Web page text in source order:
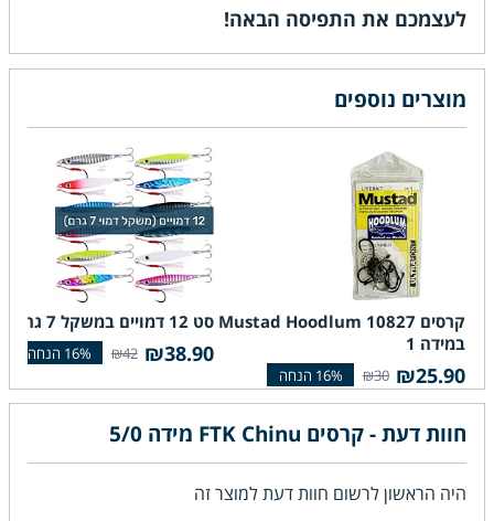
לעצמכם את התפיסה הבאה!
חוות דעת - קרסים FTK Chinu מידה 5/0
היה הראשון לרשום חוות דעת למוצר זה
מוצרים נוספים
קרסים Mustad Hoodlum 10827
במידה 1
₪25.90
₪30
סט 12 דמויים במשקל 7 גרם
₪38.90
₪42